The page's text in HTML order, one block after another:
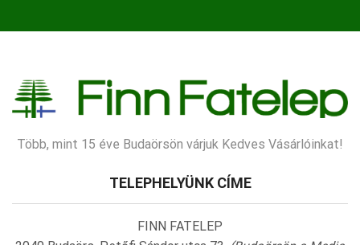
Több, mint 15 éve Budaörsön várjuk Kedves Vásárlóinkat!
TELEPHELYÜNK CÍME
FINN FATELEP